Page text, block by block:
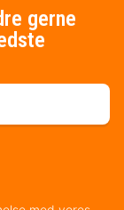
gerne